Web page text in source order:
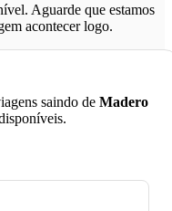
Aguarde que estamos
acontecer logo.
saindo de Madero